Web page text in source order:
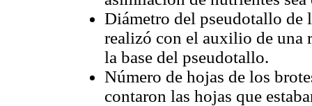
Diámetro del pseudotallo de
realizó con el auxilio de una
la base del pseudotallo.
Número de hojas de los
contaron las hojas que